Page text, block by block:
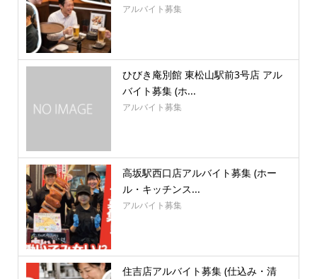
アルバイト募集
ひびき庵別館 東松山駅前3号店 アル
バイト募集 (ホ...
アルバイト募集
高坂駅西口店アルバイト募集 (ホー
ル・キッチンス...
アルバイト募集
住吉店アルバイト募集 (仕込み・清